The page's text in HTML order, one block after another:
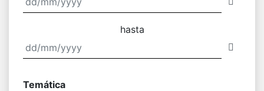
hasta
Temática